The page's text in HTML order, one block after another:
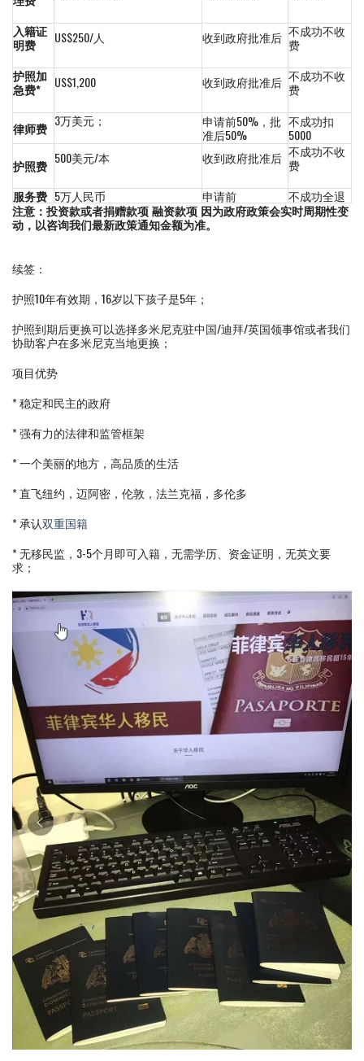
入籍证
明费
US$250/人 收到政府批准后 不成功不收
费
护照加
急费*
US$1,200 收到政府批准后 不成功不收
费
律师费 3万美元；
申请前50%，批
准后50%
不成功扣
5000
护照费 500美元/本 收到政府批准后 不成功不收
费
服务费 5万人民币 申请前
不成功全退
注意：投资款或者捐赠款项 融资款项 因为政府政策会实时周期性变
动，以咨询我们最新政策通知金额为准。
续签：
护照10年有效期，16岁以下孩子是5年；
护照到期后更换可以选择多米尼克驻中国/迪拜/英国领事馆或者我们
协助客户在多米尼克当地更换；
项目优势
* 稳定和民主的政府
* 强有力的法律和监管框架
* 一个美丽的地方，高品质的生活
* 直飞纽约，迈阿密，伦敦，法兰克福，多伦多
* 承认双重国籍
* 无移民监，3-5个月即可入籍，无需学历、资金证明，无英文要
求；